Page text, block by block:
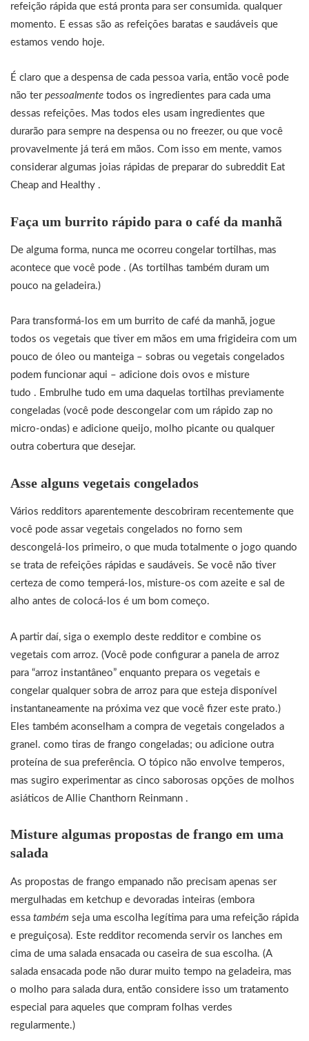
refeição rápida que está pronta para ser consumida. qualquer
momento. E essas são as refeições baratas e saudáveis ​​que
estamos vendo hoje.
É claro que a despensa de cada pessoa varia, então você pode
não ter pessoalmente todos os ingredientes para cada uma
dessas refeições. Mas todos eles usam ingredientes que
durarão para sempre na despensa ou no freezer, ou que você
provavelmente já terá em mãos. Com isso em mente, vamos
considerar algumas joias rápidas de preparar do subreddit Eat
Cheap and Healthy .
Faça um burrito rápido para o café da manhã
De alguma forma, nunca me ocorreu congelar tortilhas, mas
acontece que você pode . (As tortilhas também duram um
pouco na geladeira.)
Para transformá-los em um burrito de café da manhã, jogue
todos os vegetais que tiver em mãos em uma frigideira com um
pouco de óleo ou manteiga – sobras ou vegetais congelados
podem funcionar aqui – adicione dois ovos e misture
tudo . Embrulhe tudo em uma daquelas tortilhas previamente
congeladas (você pode descongelar com um rápido zap no
micro-ondas) e adicione queijo, molho picante ou qualquer
outra cobertura que desejar.
Asse alguns vegetais congelados
Vários redditors aparentemente descobriram recentemente que
você pode assar vegetais congelados no forno sem
descongelá-los primeiro, o que muda totalmente o jogo quando
se trata de refeições rápidas e saudáveis. Se você não tiver
certeza de como temperá-los, misture-os com azeite e sal de
alho antes de colocá-los é um bom começo.
A partir daí, siga o exemplo deste redditor e combine os
vegetais com arroz. (Você pode configurar a panela de arroz
para “arroz instantâneo” enquanto prepara os vegetais e
congelar qualquer sobra de arroz para que esteja disponível
instantaneamente na próxima vez que você fizer este prato.)
Eles também aconselham a compra de vegetais congelados a
granel. como tiras de frango congeladas; ou adicione outra
proteína de sua preferência. O tópico não envolve temperos,
mas sugiro experimentar as cinco saborosas opções de molhos
asiáticos de Allie Chanthorn Reinmann .
Misture algumas propostas de frango em uma
salada
As propostas de frango empanado não precisam apenas ser
mergulhadas em ketchup e devoradas inteiras (embora
essa também seja uma escolha legítima para uma refeição rápida
e preguiçosa). Este redditor recomenda servir os lanches em
cima de uma salada ensacada ou caseira de sua escolha. (A
salada ensacada pode não durar muito tempo na geladeira, mas
o molho para salada dura, então considere isso um tratamento
especial para aqueles que compram folhas verdes
regularmente.)